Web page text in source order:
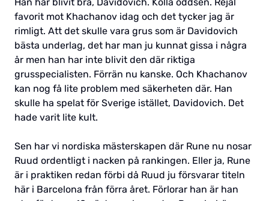
Han har blivit bra, Davidovich. Kolla oddsen. Rejäl
favorit mot Khachanov idag och det tycker jag är
rimligt. Att det skulle vara grus som är Davidovich
bästa underlag, det har man ju kunnat gissa i några
år men han har inte blivit den där riktiga
grusspecialisten. Förrän nu kanske. Och Khachanov
kan nog få lite problem med säkerheten där. Han
skulle ha spelat för Sverige istället, Davidovich. Det
hade varit lite kult.
Sen har vi nordiska mästerskapen där Rune nu nosar
Ruud ordentligt i nacken på rankingen. Eller ja, Rune
är i praktiken redan förbi då Ruud ju försvarar titeln
här i Barcelona från förra året. Förlorar han är han